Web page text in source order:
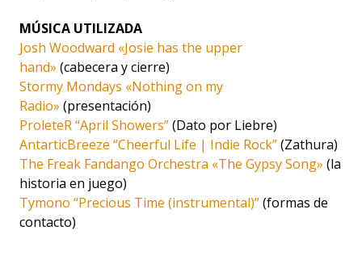
MÚSICA UTILIZADA
Josh Woodward «Josie has the upper
hand» (cabecera y cierre)
Stormy Mondays «Nothing on my
Radio» (presentación)
ProleteR “April Showers”(Dato por Liebre)
AntarticBreeze “Cheerful Life | Indie Rock”(Zathura)
The Freak Fandango Orchestra «The Gypsy Song» (la
historia en juego)
Tymono “Precious Time (instrumental)”(formas de
contacto)